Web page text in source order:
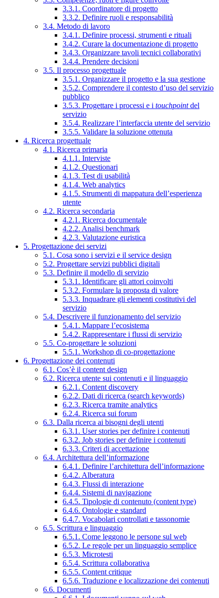
3.3.1. Coordinatore di progetto
3.3.2. Definire ruoli e responsabilità
3.4. Metodo di lavoro
3.4.1. Definire processi, strumenti e rituali
3.4.2. Curare la documentazione di progetto
3.4.3. Organizzare tavoli tecnici collaborativi
3.4.4. Prendere decisioni
3.5. Il processo progettuale
3.5.1. Organizzare il progetto e la sua gestione
3.5.2. Comprendere il contesto d’uso del servizio
pubblico
3.5.3. Progettare i processi e i touchpointdel
servizio
3.5.4. Realizzare l’interfaccia utente del servizio
3.5.5. Validare la soluzione ottenuta
4. Ricerca progettuale
4.1. Ricerca primaria
4.1.1. Interviste
4.1.2. Questionari
4.1.3. Test di usabilità
4.1.4. Web analytics
4.1.5. Strumenti di mappatura dell’esperienza
utente
4.2. Ricerca secondaria
4.2.1. Ricerca documentale
4.2.2. Analisi benchmark
4.2.3. Valutazione euristica
5. Progettazione dei servizi
5.1. Cosa sono i servizi e il service design
5.2. Progettare servizi pubblici digitali
5.3. Definire il modello di servizio
5.3.1. Identificare gli attori coinvolti
5.3.2. Formulare la proposta di valore
5.3.3. Inquadrare gli elementi costitutivi del
servizio
5.4. Descrivere il funzionamento del servizio
5.4.1. Mappare l’ecosistema
5.4.2. Rappresentare i flussi di servizio
5.5. Co-progettare le soluzioni
5.5.1. Workshop di co-progettazione
6. Progettazione dei contenuti
6.1. Cos’è il content design
6.2. Ricerca utente sui contenuti e il linguaggio
6.2.1. Content discovery
6.2.2. Dati di ricerca (search keywords)
6.2.3. Ricerca tramite analytics
6.2.4. Ricerca sui forum
6.3. Dalla ricerca ai bisogni degli utenti
6.3.1. User stories per definire i contenuti
6.3.2. Job stories per definire i contenuti
6.3.3. Criteri di accettazione
6.4. Architettura dell’informazione
6.4.1. Definire l’architettura dell’informazione
6.4.2. Alberatura
6.4.3. Flussi di interazione
6.4.4. Sistemi di navigazione
6.4.5. Tipologie di contenuto (content type)
6.4.6. Ontologie e standard
6.4.7. Vocabolari controllati e tassonomie
6.5. Scrittura e linguaggio
6.5.1. Come leggono le persone sul web
6.5.2. Le regole per un linguaggio semplice
6.5.3. Microtesti
6.5.4. Scrittura collaborativa
6.5.5. Content critique
6.5.6. Traduzione e localizzazione dei contenuti
6.6. Documenti